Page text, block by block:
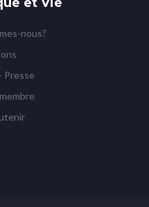
nous?
Presse